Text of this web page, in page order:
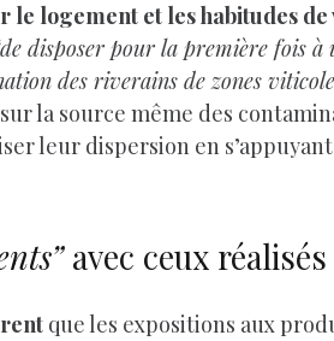
le logement et les habitudes de
disposer pour la première fois
des riverains de zones
la source même des
leur dispersion en
avec ceux
que les expositions aux